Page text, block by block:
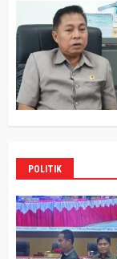
POLITIK